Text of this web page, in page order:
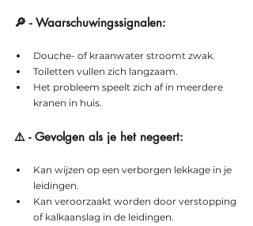
🔎 - Waarschuwingssignalen:
Douche- of kraanwater stroomt zwak.
Toiletten vullen zich langzaam.
Het probleem speelt zich af in meerdere
kranen in huis.
⚠️ - Gevolgen als je het negeert:
Kan wijzen op een verborgen lekkage in je
leidingen.
Kan veroorzaakt worden door verstopping
of kalkaanslag in de leidingen.